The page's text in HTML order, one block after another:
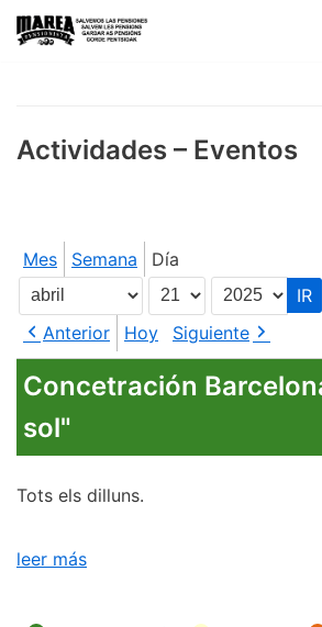
Saltar
Actividades – Eventos
Mes Semana Día
Mes
Día
Año
Anterior
Hoy Siguiente
Concetración
sol"
Tots els dilluns.
leer más